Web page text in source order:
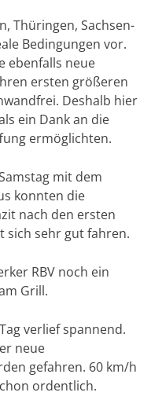
Thüringen, Sachsen-
Bedingungen vor.
ebenfalls neue
ersten größeren
Deshalb hier
ein Dank an die
ermöglichten.
mit dem
konnten die
nach den ersten
sich sehr gut fahren.
RBV noch ein
Grill.
verlief spannend.
neue
gefahren. 60 km/h
ordentlich.